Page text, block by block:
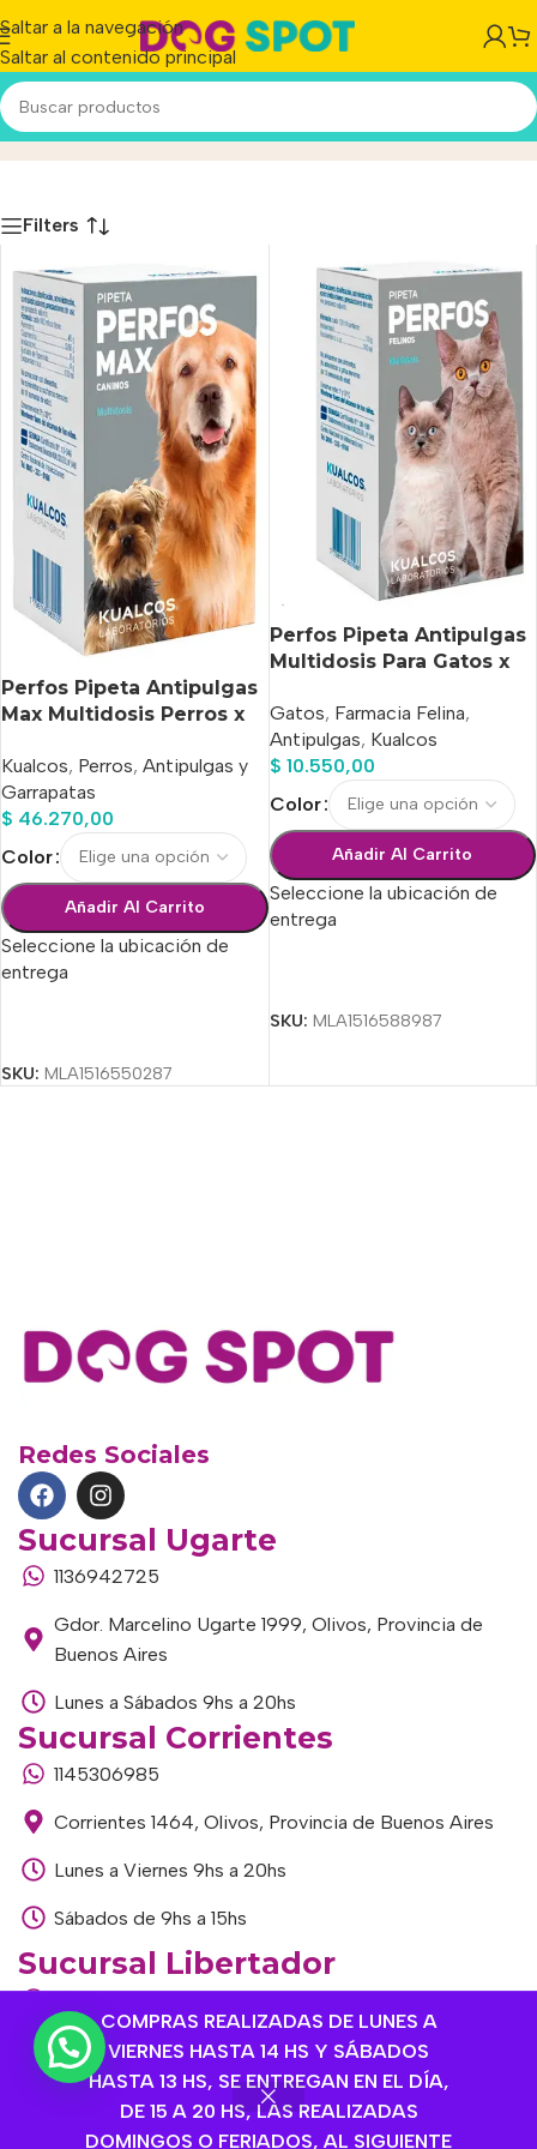
COMPRAS REALIZADAS DE LUNES A
VIERNES HASTA 14 HS Y SÁBADOS
HASTA 13 HS, SE ENTREGAN EN EL DÍA,
DE 15 A 20 HS, LAS REALIZADAS
DOMINGOS O FERIADOS, AL SIGUIENTE
Saltar a la navegación
Saltar al contenido principal
KualcosInicio/Producto
Filters
Perfos Pipeta Antipulgas
Max Multidosis Perros x
Kualcos, Perros, Antipulgas y
Garrapatas
$ 46.270,00
Color
Añadir Al Carrito
Seleccione la ubicación de
entrega
SKU: MLA1516550287
Perfos Pipeta Antipulgas
Multidosis Para Gatos x
Gatos, Farmacia Felina,
Antipulgas, Kualcos
$ 10.550,00
Color
Añadir Al Carrito
Seleccione la ubicación de
entrega
SKU: MLA1516588987
Redes Sociales
Sucursal Ugarte
1136942725
Gdor. Marcelino Ugarte 1999, Olivos, Provincia de
Buenos Aires
Lunes a Sábados 9hs a 20hs
Sucursal Corrientes
1145306985
Corrientes 1464, Olivos, Provincia de Buenos Aires
Lunes a Viernes 9hs a 20hs
Sábados de 9hs a 15hs
Sucursal Libertador
1168893524
Av. del Libertador 1915, Vte. López, Provincia de
Buenos Aires
Lunes a Viernes de 9hs a 13hs / 16hs a 20hs